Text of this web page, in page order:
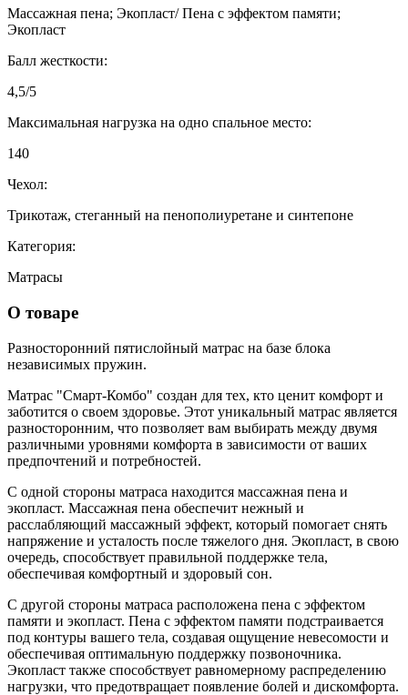
Массажная пена; Экопласт/ Пена с эффектом памяти;
Экопласт
Балл жесткости:
4,5/5
Максимальная нагрузка на одно спальное место:
140
Чехол:
Трикотаж, стеганный на пенополиуретане и синтепоне
Категория:
Матрасы
О товаре
Разносторонний пятислойный матрас на базе блока
независимых пружин.
Матрас "Смарт-Комбо" создан для тех, кто ценит комфорт и
заботится о своем здоровье. Этот уникальный матрас является
разносторонним, что позволяет вам выбирать между двумя
различными уровнями комфорта в зависимости от ваших
предпочтений и потребностей.
С одной стороны матраса находится массажная пена и
экопласт. Массажная пена обеспечит нежный и
расслабляющий массажный эффект, который помогает снять
напряжение и усталость после тяжелого дня. Экопласт, в свою
очередь, способствует правильной поддержке тела,
обеспечивая комфортный и здоровый сон.
С другой стороны матраса расположена пена с эффектом
памяти и экопласт. Пена с эффектом памяти подстраивается
под контуры вашего тела, создавая ощущение невесомости и
обеспечивая оптимальную поддержку позвоночника.
Экопласт также способствует равномерному распределению
нагрузки, что предотвращает появление болей и дискомфорта.